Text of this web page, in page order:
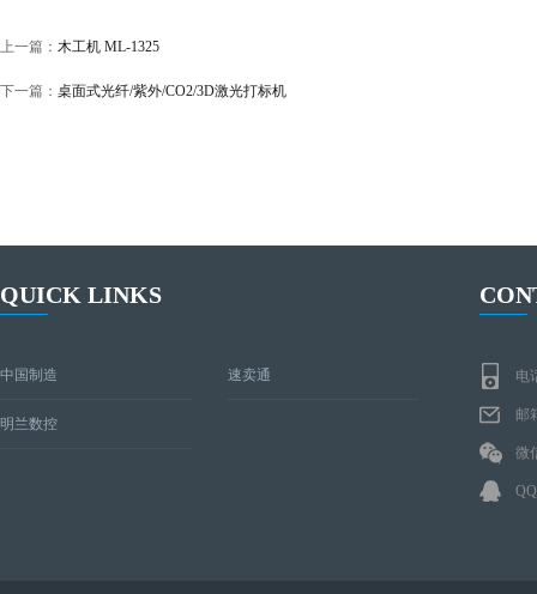
上一篇： 木工机 ML-1325
下一篇： 桌面式光纤/紫外/CO2/3D激光打标机
QUICK LINKS
中国制造 速卖通
明兰数控
电
邮
微